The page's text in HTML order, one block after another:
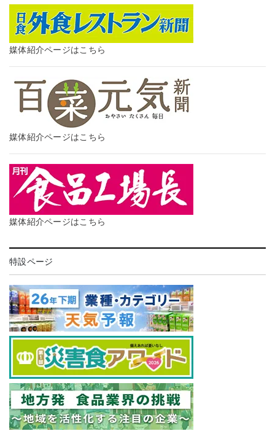
媒体紹介ページはこちら
媒体紹介ページはこちら
媒体紹介ページはこちら
特設ページ